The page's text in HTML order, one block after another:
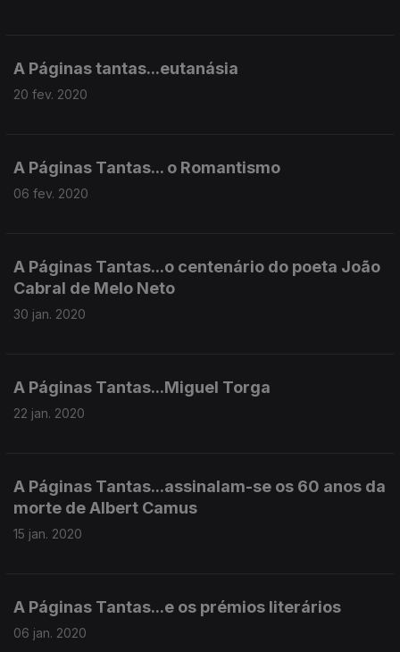
A Páginas tantas...eutanásia
20 fev. 2020
A Páginas Tantas... o Romantismo
06 fev. 2020
A Páginas Tantas...o centenário do poeta João
Cabral de Melo Neto
30 jan. 2020
A Páginas Tantas...Miguel Torga
22 jan. 2020
A Páginas Tantas...assinalam-se os 60 anos da
morte de Albert Camus
15 jan. 2020
A Páginas Tantas...e os prémios literários
06 jan. 2020